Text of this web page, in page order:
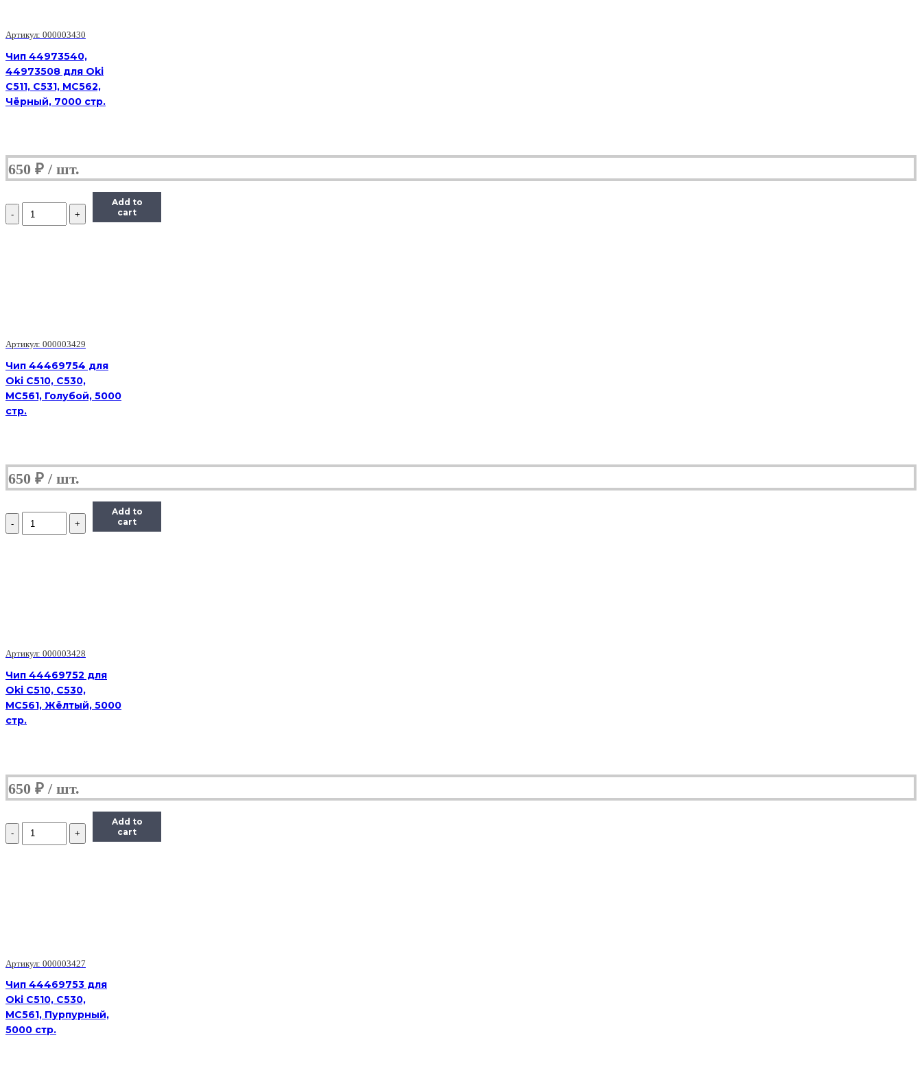
Артикул: 000003430
Чип 44973540,
44973508 для Oki
C511, C531, MC562,
Чёрный, 7000 стр.
650 ₽
Количество
Чип
OEM
Bk,
9K
Add to
cart
Артикул: 000003429
Чип 44469754 для
Oki C510, C530,
MC561, Голубой, 5000
стр.
650 ₽
Количество
Чип
OEM
Bk,
9K
Add to
cart
Артикул: 000003428
Чип 44469752 для
Oki C510, C530,
MC561, Жёлтый, 5000
стр.
650 ₽
Количество
Чип
OEM
Bk,
9K
Add to
cart
Артикул: 000003427
Чип 44469753 для
Oki C510, C530,
MC561, Пурпурный,
5000 стр.